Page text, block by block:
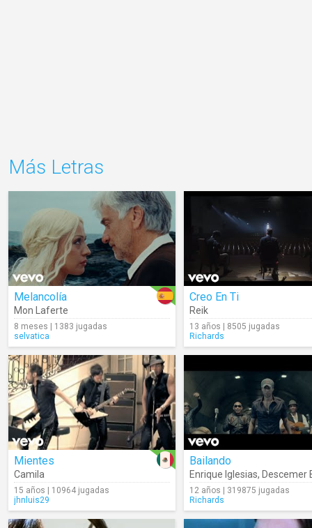
Más Letras
Melancolía
Mon Laferte
8 meses | 1383 jugadas
selvatica
Creo En Ti
Reik
13 años | 8505 jugadas
Richards
Mientes
Camila
15 años | 10964 jugadas
jhnluis29
Bailando
Enrique Iglesias, Descemer
12 años | 319875 jugadas
Richards